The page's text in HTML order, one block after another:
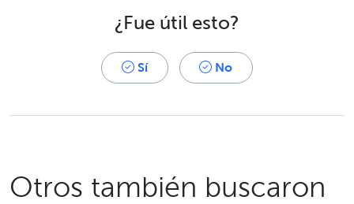
¿Fue útil esto?
Sí No
Otros también buscaron